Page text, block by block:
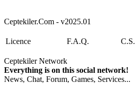
Ceptekiler.Com - v2025.01
Licence F.A.Q. C.S.
Ceptekiler Network
Everything is on this social network!
News, Chat, Forum, Games, Services...